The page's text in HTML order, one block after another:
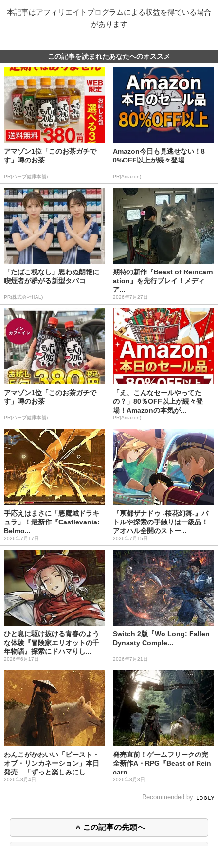
本記事はアフィリエイトプログラムによる収益を得ている場合
があります
この記事を読まれたあなたへのオススメ
アマゾン1位「このお茶ガチで
す」噂のお茶
PR(ハーブ健康本舗)
Amazon今日も見逃せない！8
0%OFF以上が続々登場
PR(Amazon)
「たばこ税なし」思わぬ朗報に
喫煙者が群がる新型タバコ
PR(株式会社HAL)
期待の新作『Beast of Reincarn
ation』を先行プレイ！メディ
ア...
2026年7月27日
アマゾン1位「このお茶ガチで
す」噂のお茶
PR(ハーブ健康本舗)
「え、こんなセールやってた
の？」80％OFF以上が続々登
場！Amazonの本気が...
PR(Amazon)
手応えはまさに「悪魔城ドラキ
ュラ」！最新作『Castlevania:
Belmo...
2026年7月17日
『亰都ザナドゥ -桜花幻舞-』バ
トルや探索の手触りは一級品！
アオハル全開のストー...
2026年7月15日
ひと息に駆け抜ける青春のよう
な体験『冒険家エリオットの千
年物語』探索にドハマりし...
2026年6月17日
Switch 2版『Wo Long: Fallen
Dynasty Comple...
2026年7月21日
わんこがかわいい「ビースト・
オブ・リンカネーション」本日
発売 「ずっと楽しみにし...
2026年8月4日
発売直前！ゲームフリークの完
全新作A・RPG『Beast of Rein
carn...
2026年8月3日
Recommended by
この記事の先頭へ